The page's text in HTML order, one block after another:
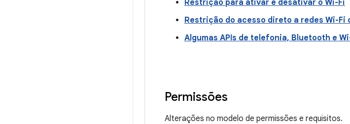
Restrição para ativar e desativar o Wi-Fi
Restrição do acesso direto a redes Wi-Fi
Algumas APIs de telefonia, Bluetooth e
Permissões
Alterações no modelo de permissões e requisitos.